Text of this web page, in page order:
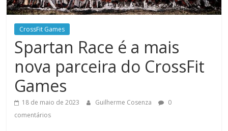
CrossFit Games
Spartan Race é a mais
nova parceira do CrossFit
Games
18 de maio de 2023 Guilherme Cosenza
0
comentários